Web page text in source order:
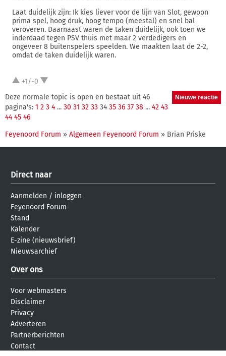
Laat duidelijk zijn: Ik kies liever voor de lijn van Slot, gewoon
prima spel, hoog druk, hoog tempo (meestal) en snel bal
veroveren. Daarnaast waren de taken duidelijk, ook toen we
inderdaad tegen PSV thuis met maar 2 verdedigers en
ongeveer 8 buitenspelers speelden. We maakten laat de 2-2,
omdat de taken duidelijk waren.
+1/-0
Deze normale topic is open en bestaat uit 46
pagina's: 1 2 3 4 ... 30 31 32 33 34 35 36 37 38 ... 42 43
44 45 46
Feyenoord Forum » Algemeen Feyenoord Forum » Brian Priske
Direct naar
Aanmelden / inloggen
Feyenoord Forum
Stand
Kalender
E-zine (nieuwsbrief)
Nieuwsarchief
Over ons
Voor webmasters
Disclaimer
Privacy
Adverteren
Partnerberichten
Contact